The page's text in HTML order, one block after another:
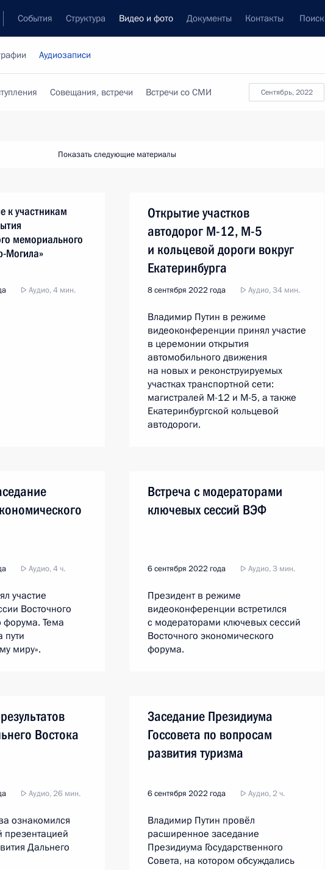
События Структура Видео и фото Документы Контакты Поиск
Аудиозаписи
сентябрь, 2022
Совещания, встречи Встречи со СМИ
Показать следующие материалы
к участникам
мемориального
Могила»
Аудио, 4 мин.
Открытие участков
автодорог М-12, М-5
и кольцевой дороги вокруг
Екатеринбурга
8 сентября 2022 года Аудио, 34 мин.
Владимир Путин в режиме
видеоконференции принял участие
в церемонии открытия
автомобильного движения
на новых и реконструируемых
участках транспортной сети:
магистралей М-12 и М-5, а также
Екатеринбургской кольцевой
автодороги.
Аудио, 4 ч.
участие
Восточного
форума. Тема
миру».
Встреча с модераторами
ключевых сессий ВЭФ
6 сентября 2022 года Аудио, 3 мин.
Президент в режиме
видеоконференции встретился
с модераторами ключевых сессий
Восточного экономического
форума.
Востока
Аудио, 26 мин.
ознакомился
презентацией
Дальнего
Заседание Президиума
Госсовета по вопросам
развития туризма
6 сентября 2022 года Аудио, 2 ч.
Владимир Путин провёл
расширенное заседание
Президиума Государственного
Совета, на котором обсуждались